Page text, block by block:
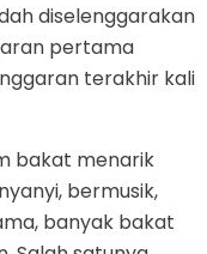
diselenggarakan
pertama
terakhir kali
bakat menarik
bermusik,
banyak bakat